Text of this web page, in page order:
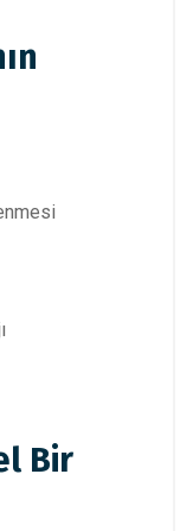
Bir